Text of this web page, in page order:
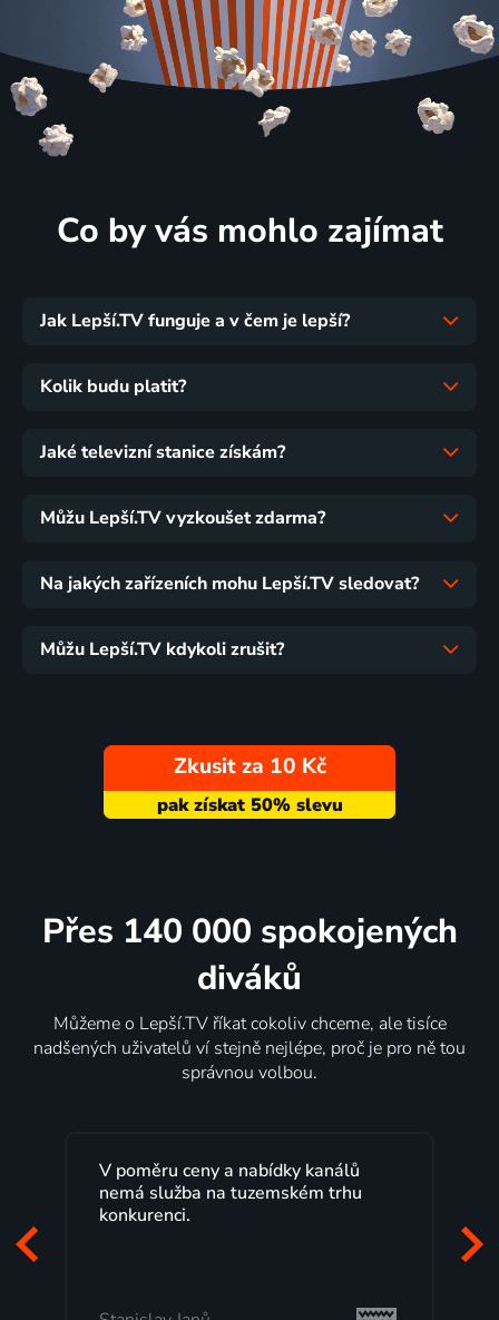
Co by vás mohlo zajímat
Jak Lepší.TV funguje a v čem je lepší?
Kolik budu platit?
Jaké televizní stanice získám?
Můžu Lepší.TV vyzkoušet zdarma?
Na jakých zařízeních mohu Lepší.TV sledovat?
Můžu Lepší.TV kdykoli zrušit?
Zkusit za 10 Kč
Přes 140 000 spokojených
diváků
Můžeme o Lepší.TV říkat cokoliv chceme, ale tisíce
nadšených uživatelů ví stejně nejlépe, proč je pro ně tou
správnou volbou.
Lepší.TV sleduji už několik let s
maximální spokojeností. Velký výběr
programů a nemuset běžet k TV na